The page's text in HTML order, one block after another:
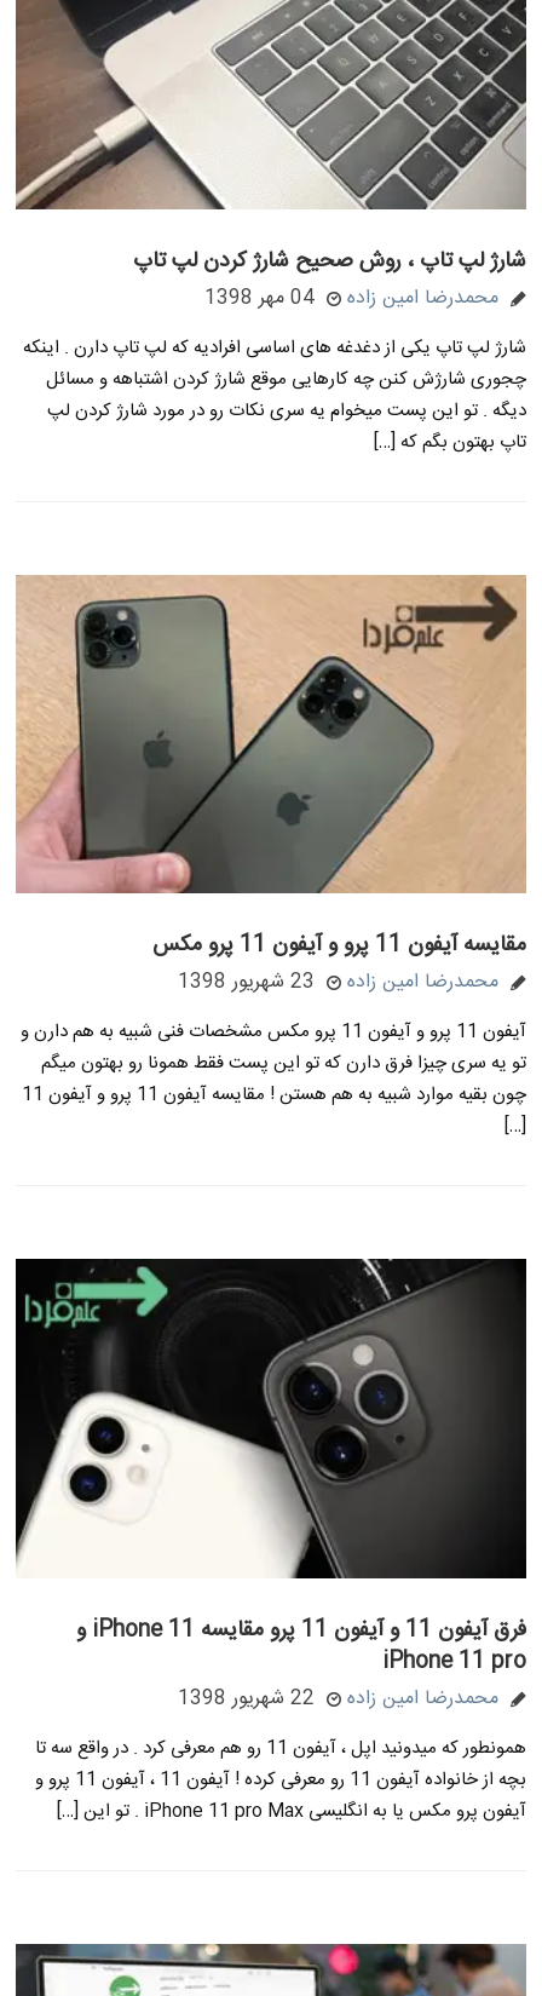
شارژ لپ تاپ ، روش صحیح شارژ کردن لپ تاپ
محمدرضا امین زاده 04 مهر 1398
شارژ لپ تاپ یکی از دغدغه های اساسی افرادیه که لپ تاپ دارن . اینکه
چجوری شارژش کنن چه کارهایی موقع شارژ کردن اشتباهه و مسائل
دیگه . تو این پست میخوام یه سری نکات رو در مورد شارژ کردن لپ
تاپ بهتون بگم که […]
مقایسه آیفون 11 پرو و آیفون 11 پرو مکس
محمدرضا امین زاده 23 شهریور 1398
آیفون 11 پرو و آیفون 11 پرو مکس مشخصات فنی شبیه به هم دارن و
تو یه سری چیزا فرق دارن که تو این پست فقط همونا رو بهتون میگم
چون بقیه موارد شبیه به هم هستن ! مقایسه آیفون 11 پرو و آیفون 11
[…]
فرق آیفون 11 و آیفون 11 پرو مقایسه iPhone 11 و
iPhone 11 pro
محمدرضا امین زاده 22 شهریور 1398
همونطور که میدونید اپل ، آیفون 11 رو هم معرفی کرد . در واقع سه تا
بچه از خانواده آیفون 11 رو معرفی کرده ! آیفون 11 ، آیفون 11 پرو و
آیفون پرو مکس یا به انگلیسی iPhone 11 pro Max . تو این […]